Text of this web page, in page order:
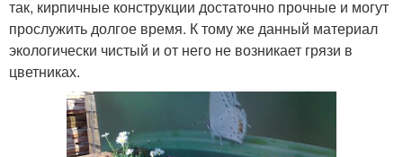
так, кирпичные конструкции достаточно прочные и могут
прослужить долгое время. К тому же данный материал
экологически чистый и от него не возникает грязи в
цветниках.